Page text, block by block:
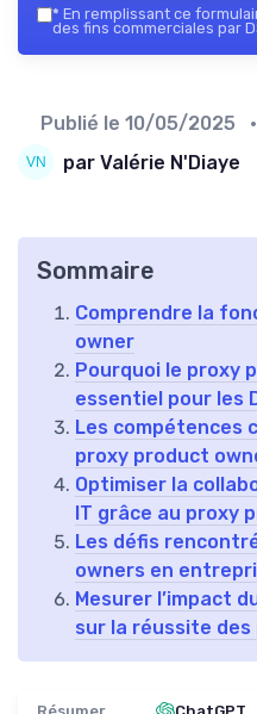
* En remplissant ce
des fins commerciales par
Publié le 10/05/2025
par Valérie N'Diaye
Sommaire
Comprendre la
owner
Pourquoi le proxy
essentiel pour les
Les compétences
proxy product
Optimiser la
IT grâce au proxy
Les défis
owners en
Mesurer l’impact
sur la réussite